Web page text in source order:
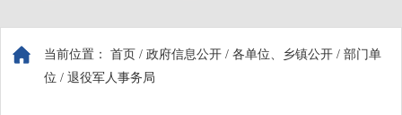
当前位置： 首页 / 政府信息公开 / 各单位、乡镇公开 / 部门单
位 / 退役军人事务局